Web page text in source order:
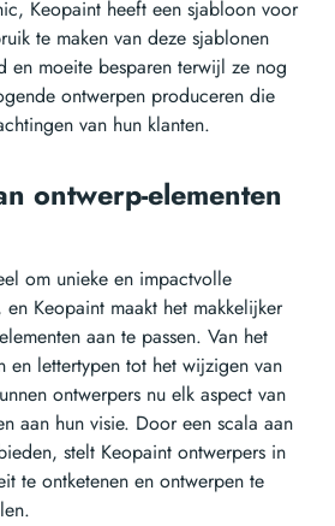
Keopaint heeft een sjabloon voor
te maken van deze sjablonen
en moeite besparen terwijl ze nog
ontwerpen produceren die
van hun klanten.
ontwerp-elementen
om unieke en impactvolle
Keopaint maakt het makkelijker
aan te passen. Van het
en lettertypen tot het wijzigen van
ontwerpers nu elk aspect van
aan hun visie. Door een scala aan
stelt Keopaint ontwerpers in
te ontketenen en ontwerpen te